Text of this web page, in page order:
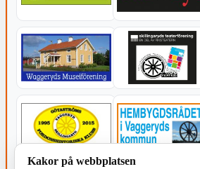
Kakor på webbplatsen